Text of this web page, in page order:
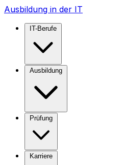
Ausbildung in der IT
IT-Berufe
Ausbildung
Prüfung
Karriere